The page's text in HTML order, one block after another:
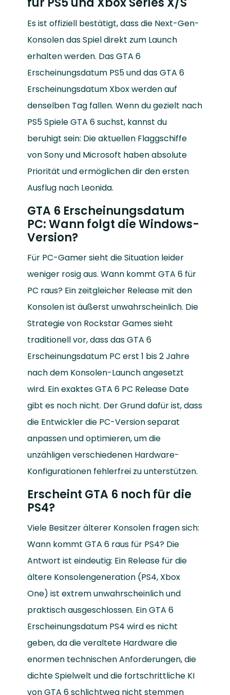
Es ist offiziell bestätigt, dass die Next-Gen-
Konsolen das Spiel direkt zum Launch
erhalten werden. Das GTA 6
Erscheinungsdatum PS5 und das GTA 6
Erscheinungsdatum Xbox werden auf
denselben Tag fallen. Wenn du gezielt nach
PS5 Spiele GTA 6 suchst, kannst du
beruhigt sein: Die aktuellen Flaggschiffe
von Sony und Microsoft haben absolute
Priorität und ermöglichen dir den ersten
Ausflug nach Leonida.
GTA 6 Erscheinungsdatum
PC: Wann folgt die Windows-
Version?
Für PC-Gamer sieht die Situation leider
weniger rosig aus. Wann kommt GTA 6 für
PC raus? Ein zeitgleicher Release mit den
Konsolen ist äußerst unwahrscheinlich. Die
Strategie von Rockstar Games sieht
traditionell vor, dass das GTA 6
Erscheinungsdatum PC erst 1 bis 2 Jahre
nach dem Konsolen-Launch angesetzt
wird. Ein exaktes GTA 6 PC Release Date
gibt es noch nicht. Der Grund dafür ist, dass
die Entwickler die PC-Version separat
anpassen und optimieren, um die
unzähligen verschiedenen Hardware-
Konfigurationen fehlerfrei zu unterstützen.
Erscheint GTA 6 noch für die
PS4?
Viele Besitzer älterer Konsolen fragen sich:
Wann kommt GTA 6 raus für PS4? Die
Antwort ist eindeutig: Ein Release für die
ältere Konsolengeneration (PS4, Xbox
One) ist extrem unwahrscheinlich und
praktisch ausgeschlossen. Ein GTA 6
Erscheinungsdatum PS4 wird es nicht
geben, da die veraltete Hardware die
enormen technischen Anforderungen, die
dichte Spielwelt und die fortschrittliche KI
von GTA 6 schlichtweg nicht stemmen